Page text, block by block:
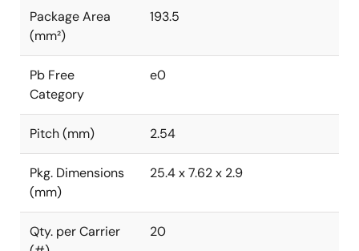
Package Area
(mm²)
193.5
Pb Free
Category
e0
Pitch (mm) 2.54
Pkg. Dimensions
(mm)
25.4 x 7.62 x 2.9
Qty. per Carrier
20